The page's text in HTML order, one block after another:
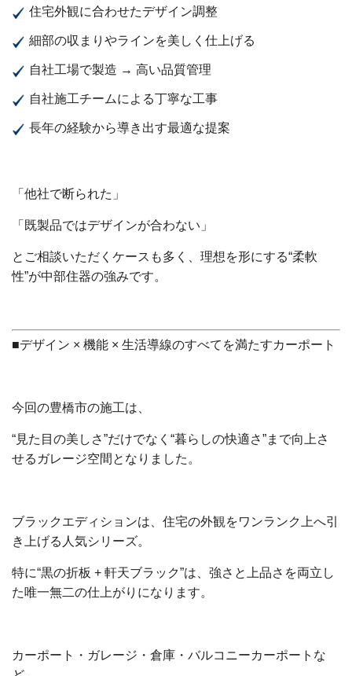
住宅外観に合わせたデザイン調整
細部の収まりやラインを美しく仕上げる
自社工場で製造 → 高い品質管理
自社施工チームによる丁寧な工事
長年の経験から導き出す最適な提案
「他社で断られた」
「既製品ではデザインが合わない」
とご相談いただくケースも多く、理想を形にする“柔軟
性”が中部住器の強みです。
■デザイン × 機能 × 生活導線のすべてを満たすカーポート
今回の豊橋市の施工は、
“見た目の美しさ”だけでなく“暮らしの快適さ”まで向上さ
せるガレージ空間となりました。
ブラックエディションは、住宅の外観をワンランク上へ引
き上げる人気シリーズ。
特に“黒の折板 + 軒天ブラック”は、強さと上品さを両立し
た唯一無二の仕上がりになります。
カーポート・ガレージ・倉庫・バルコニーカーポートな